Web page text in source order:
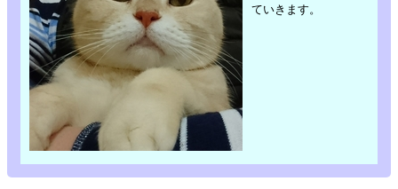
ていきます。